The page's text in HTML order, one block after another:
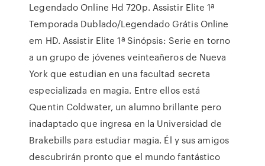
Legendado Online Hd 720p. Assistir Elite 1ª
Temporada Dublado/Legendado Grátis Online
em HD. Assistir Elite 1ª Sinópsis: Serie en torno
a un grupo de jóvenes veinteañeros de Nueva
York que estudian en una facultad secreta
especializada en magia. Entre ellos está
Quentin Coldwater, un alumno brillante pero
inadaptado que ingresa en la Universidad de
Brakebills para estudiar magia. Él y sus amigos
descubrirán pronto que el mundo fantástico